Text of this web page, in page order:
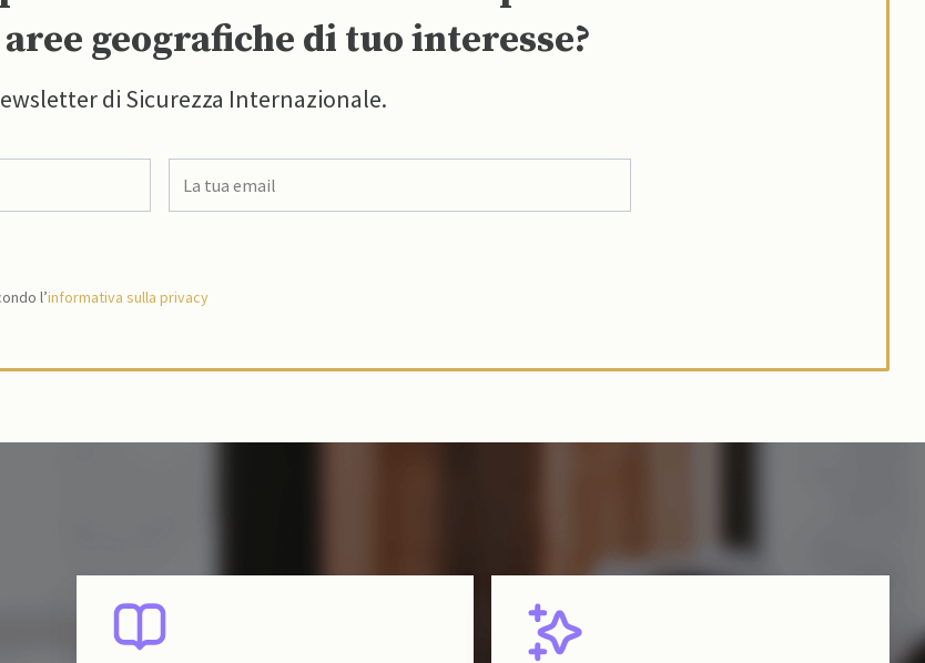
geografiche di tuo interesse?
di Sicurezza Internazionale.
l’informativa sulla privacy